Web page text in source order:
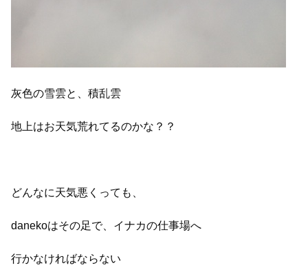
灰色の雪雲と、積乱雲
地上はお天気荒れてるのかな？？
どんなに天気悪くっても、
danekoはその足で、イナカの仕事場へ
行かなければならない